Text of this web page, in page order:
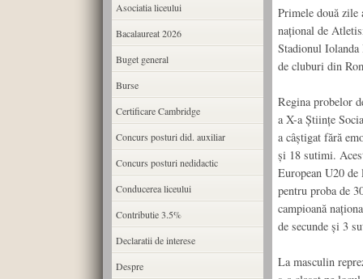
Primele două zile
național de
Stadionul Iolanda
de cluburi din
Regina probelor
a X-a Științe
a câștigat fără
și 18 sutimi.
European U20
pentru proba de
campioană
de secunde și 3
La masculin
Asociatia liceului
Bacalaureat 2026
Buget general
Burse
Certificare Cambridge
Concurs posturi did. auxiliar
Concurs posturi nedidactic
Conducerea liceului
Contributie 3.5%
Declaratii de interese
Despre